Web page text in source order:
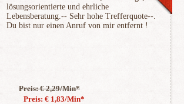
lösungsorientierte und ehrliche
Lebensberatung.-- Sehr hohe Trefferquote--.
Du bist nur einen Anruf von mir entfernt !
Preis: € 2,29/Min*
Preis: € 1,83/Min*